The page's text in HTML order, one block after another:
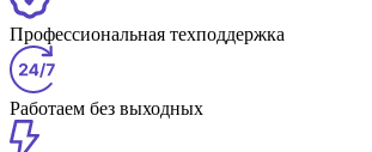
Профессиональная техподдержка
Работаем без выходных